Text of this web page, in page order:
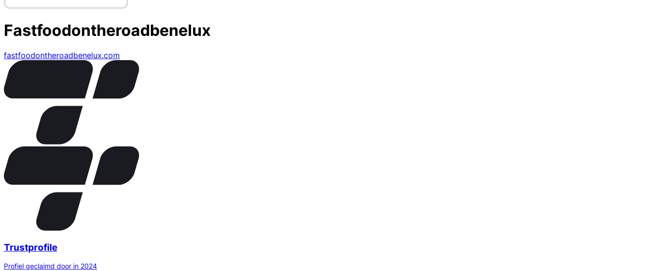
Fastfoodontheroadbenelux
fastfoodontheroadbenelux.com
Trustprofile
Profiel geclaimd door in 2024